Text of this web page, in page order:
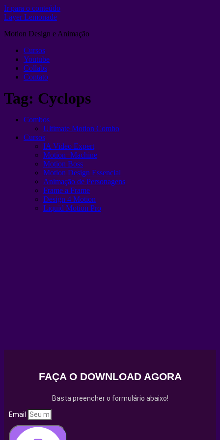
Ir para o conteúdo
Layer Lemonade
Motion Design e Animação
Cursos
Youtube
Collabs
Contato
Tag: Cyclops
Combos
Ultimate Motion Combo
Cursos
IA Video Expert
Motion+Machine
Motion Boss
Motion Design Essencial
Animação de Personagens
Frame a Frame
Design 4 Motion
Liquid Motion Pro
FAÇA O DOWNLOAD AGORA
Basta preencher o formulário abaixo!
Email